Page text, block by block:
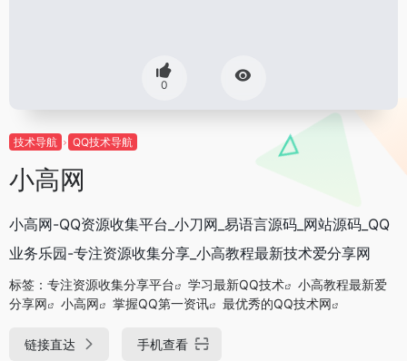
0
技术导航 QQ技术导航
小高网
小高网-QQ资源收集平台_小刀网_易语言源码_网站源码_QQ
业务乐园-专注资源收集分享_小高教程最新技术爱分享网
标签： 专注资源收集分享平台 学习最新QQ技术
小高教程最新爱
分享网
小高网 掌握QQ第一资讯 最优秀的QQ技术网
链接直达 手机查看